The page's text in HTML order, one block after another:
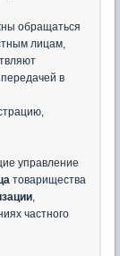
обращаться
лицам,
в
управление
товарищества
,
частного